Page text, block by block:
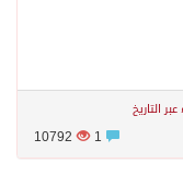
التاريخ
10792